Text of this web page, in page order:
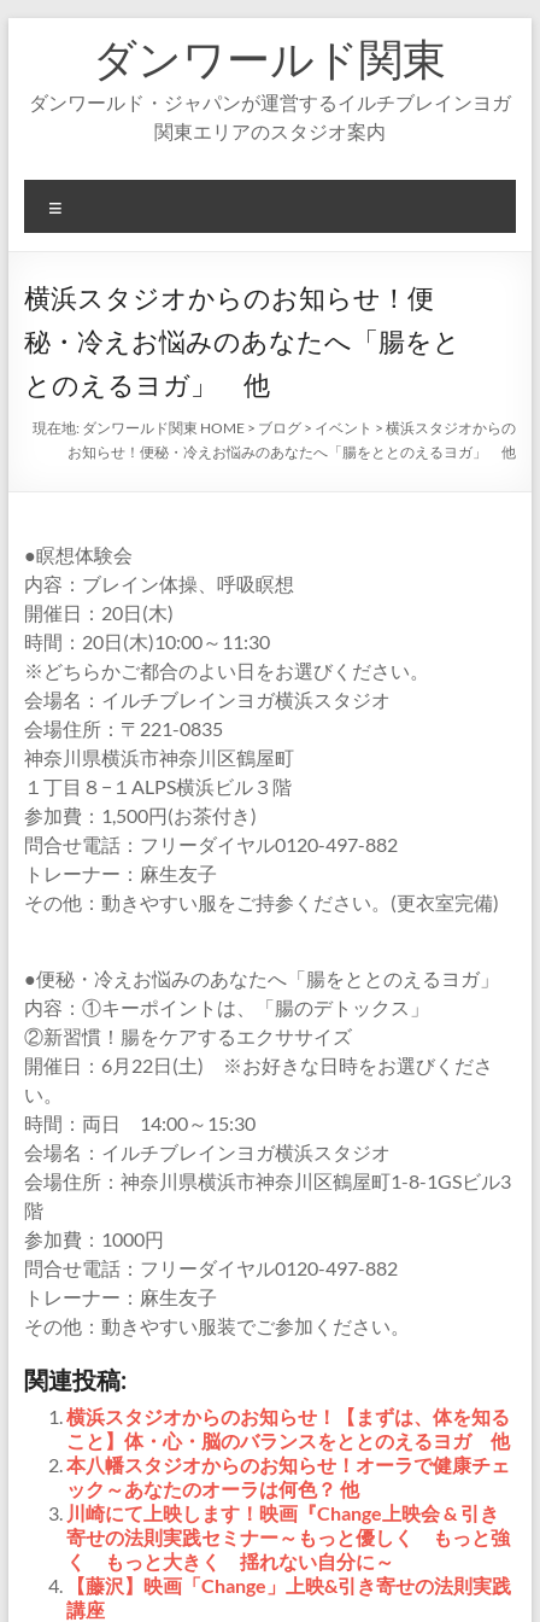
ダンワールド関東
ダンワールド・ジャパンが運営するイルチブレインヨガ
関東エリアのスタジオ案内
ニ
ー
横浜スタジオからのお知らせ！便
秘・冷えお悩みのあなたへ「腸をと
とのえるヨガ」 他
現在地: ダンワールド関東 HOME > ブログ > イベント >横浜スタジオからの
お知らせ！便秘・冷えお悩みのあなたへ「腸をととのえるヨガ」 他
●瞑想体験会
内容：ブレイン体操、呼吸瞑想
開催日：20日(木)
時間：20日(木)10:00～11:30
※どちらかご都合のよい日をお選びください。
会場名：イルチブレインヨガ横浜スタジオ
会場住所：〒221-0835
神奈川県横浜市神奈川区鶴屋町
１丁目８−１ALPS横浜ビル３階
参加費：1,500円(お茶付き)
問合せ電話：フリーダイヤル0120-497-882
トレーナー：麻生友子
その他：動きやすい服をご持参ください。(更衣室完備)
●便秘・冷えお悩みのあなたへ「腸をととのえるヨガ」
内容：①キーポイントは、「腸のデトックス」
②新習慣！腸をケアするエクササイズ
開催日：6月22日(土) ※お好きな日時をお選びくださ
い。
時間：両日 14:00～15:30
会場名：イルチブレインヨガ横浜スタジオ
会場住所：神奈川県横浜市神奈川区鶴屋町1-8-1GSビル3
階
参加費：1000円
問合せ電話：フリーダイヤル0120-497-882
トレーナー：麻生友子
その他：動きやすい服装でご参加ください。
関連投稿:
横浜スタジオからのお知らせ！【まずは、体を知る
こと】体・心・脳のバランスをととのえるヨガ 他
本八幡スタジオからのお知らせ！オーラで健康チェ
ック～あなたのオーラは何色？ 他
川崎にて上映します！映画『Change上映会 & 引き
寄せの法則実践セミナー～もっと優しく もっと強
く もっと大きく 揺れない自分に～
【藤沢】映画「Change」上映&引き寄せの法則実践
講座